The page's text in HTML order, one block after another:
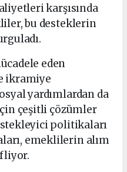
karşısında
bu desteklerin
eden
ikramiye
yardımlardan da
çeşitli çözümler
politikaları
emeklilerin alım